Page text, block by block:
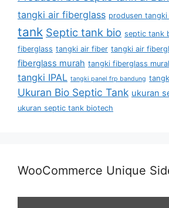
tangki air fiberglass produsen
tank Septic tank bio septic tank
fiberglass tangki air fiber tangki air
fiberglass murah tangki fiberglass
tangki IPAL tangki panel frp bandung
Ukuran Bio Septic Tank ukuran
ukuran septic tank biotech
WooCommerce Unique